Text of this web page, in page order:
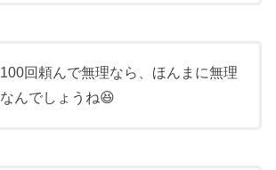
100回頼んで無理なら、ほんまに無理
なんでしょうね😆